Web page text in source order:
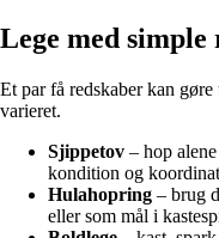
Lege med simple
Et par få redskaber kan
varieret.
Sjippetov – hop
kondition og
Hulahopring – brug
eller som mål i